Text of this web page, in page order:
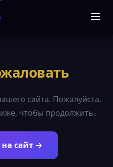
сайта. Пожалуйста,
чтобы продолжить.
сайт →